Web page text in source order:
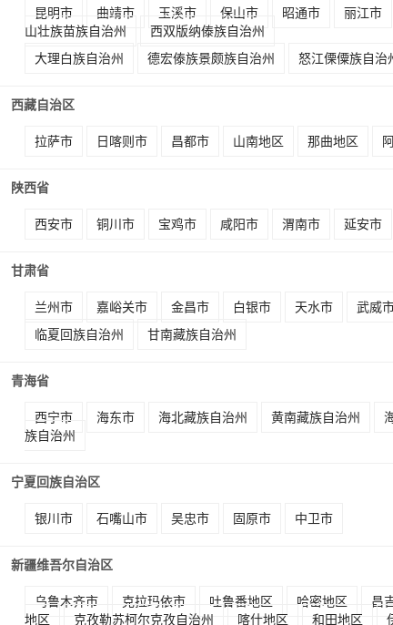
昆明市 曲靖市 玉溪市 保山市 昭通市 丽江市
山壮族苗族自治州
西双版纳傣族自治州
大理白族自治州
德宏傣族景颇族自治州 怒江傈僳族自治
西藏自治区
拉萨市 日喀则市 昌都市 山南地区 那曲地区
陕西省
西安市 铜川市 宝鸡市 咸阳市 渭南市 延安市
甘肃省
兰州市 嘉峪关市 金昌市 白银市 天水市 武威
临夏回族自治州
甘南藏族自治州
青海省
西宁市 海东市 海北藏族自治州 黄南藏族自治州
族自治州
宁夏回族自治区
银川市 石嘴山市 吴忠市 固原市 中卫市
新疆维吾尔自治区
乌鲁木齐市 克拉玛依市 吐鲁番地区 哈密地区 昌
地区
克孜勒苏柯尔克孜自治州 喀什地区 和田地区